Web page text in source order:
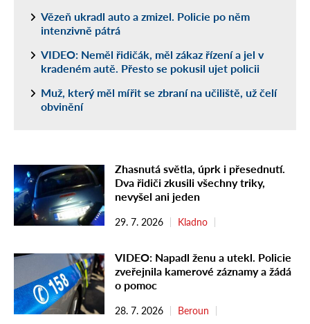
Vězeň ukradl auto a zmizel. Policie po něm
intenzivně pátrá
VIDEO: Neměl řidičák, měl zákaz řízení a jel v
kradeném autě. Přesto se pokusil ujet policii
Muž, který měl mířit se zbraní na učiliště, už čelí
obvinění
Zhasnutá světla, úprk i přesednutí.
Dva řidiči zkusili všechny triky,
nevyšel ani jeden
29. 7. 2026 Kladno
VIDEO: Napadl ženu a utekl. Policie
zveřejnila kamerové záznamy a žádá
o pomoc
28. 7. 2026 Beroun